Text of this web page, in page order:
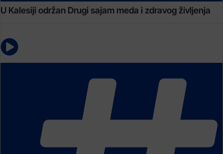
U Kalesiji održan Drugi sajam meda i zdravog življenja